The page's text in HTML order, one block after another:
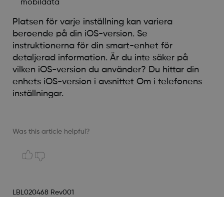
mobildata
Platsen för varje inställning kan variera
beroende på din iOS-version. Se
instruktionerna för din smart-enhet för
detaljerad information. Är du inte säker på
vilken iOS-version du använder? Du hittar din
enhets iOS-version i avsnittet Om i telefonens
inställningar.
Was this article helpful?
LBL020468 Rev001